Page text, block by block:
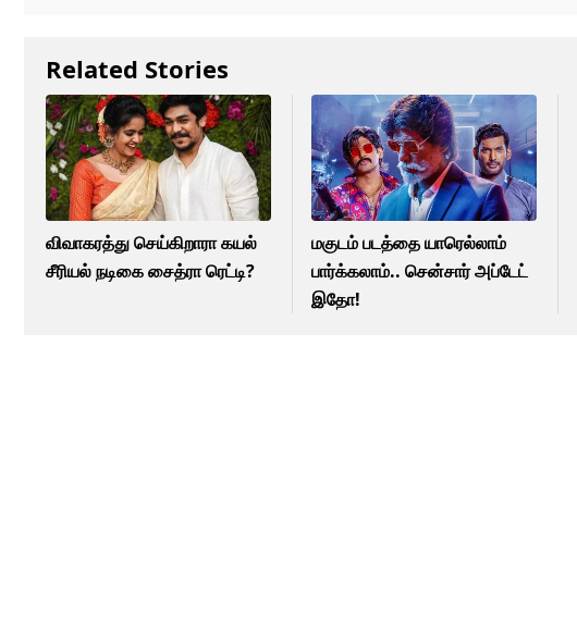
Related Stories
விவாகரத்து செய்கிறாரா கயல்
சீரியல் நடிகை சைத்ரா ரெட்டி?
மகுடம் படத்தை யாரெல்லாம்
பார்க்கலாம்.. சென்சார் அப்டேட்
இதோ!